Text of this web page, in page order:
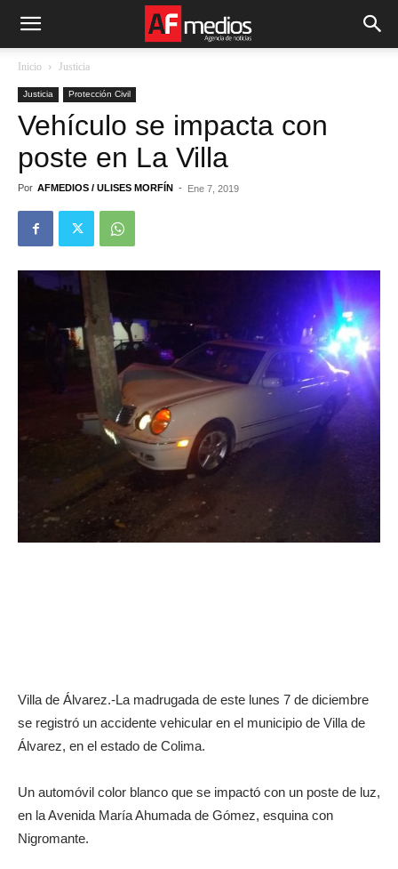
Inicio Justicia
Justicia Protección Civil
Vehículo se impacta con
poste en La Villa
Por AFMEDIOS / ULISES MORFÍN - Ene 7, 2019
Villa de Álvarez.-La madrugada de este lunes 7 de diciembre
se registró un accidente vehicular en el municipio de Villa de
Álvarez, en el estado de Colima.
Un automóvil color blanco que se impactó con un poste de luz,
en la Avenida María Ahumada de Gómez, esquina con
Nigromante.